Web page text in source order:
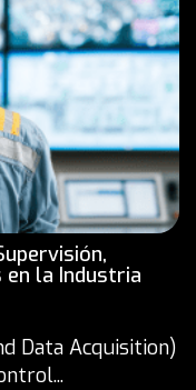
en la Industria
Data Acquisition)